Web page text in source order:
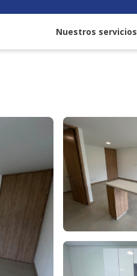
Nuestros servicios